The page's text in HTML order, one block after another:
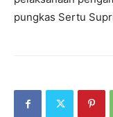
pungkas Sertu